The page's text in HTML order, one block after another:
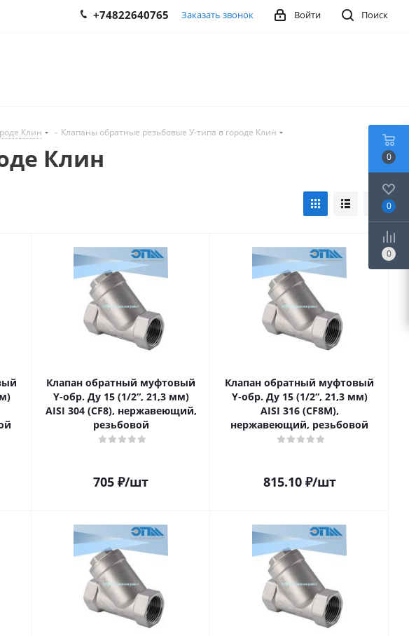
Поиск
Войти
+74822640765 Заказать звонок
Клин - Клапаны обратные резьбовые У-типа в городе Клин
Клин
Клапан обратный муфтовый
Y-обр. Ду 15 (1/2“, 21,3 мм)
AISI 304 (CF8), нержавеющий,
резьбовой
705 ₽/шт
Клапан обратный муфтовый
Y-обр. Ду 15 (1/2“, 21,3 мм)
AISI 316 (CF8M),
нержавеющий, резьбовой
815.10₽/шт
0
0
0